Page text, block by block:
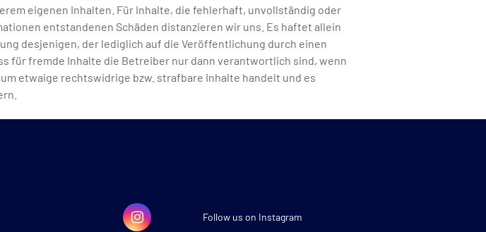
eigenen Inhalten. Für Inhalte, die fehlerhaft, unvollständig oder
entstandenen Schäden distanzieren wir uns. Es haftet allein
desjenigen, der lediglich auf die Veröffentlichung durch einen
für fremde Inhalte die Betreiber nur dann verantwortlich sind, wenn
etwaige rechtswidrige bzw. strafbare Inhalte handelt und es
Follow us on Instagram